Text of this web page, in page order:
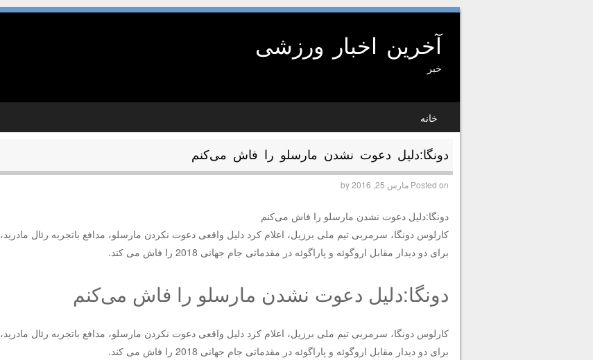
آخرین اخبار ورزشی
خبر
MENU
SKIP TO CONTENT
خانه
دونگا:دلیل دعوت نشدن مارسلو را فاش می‌کنم
Posted on مارس 25, 2016 by
دونگا:دلیل دعوت نشدن مارسلو را فاش می‌کنم
کارلوس دونگا، سرمربی تیم ملی برزیل، اعلام کرد دلیل واقعی دعوت نکردن مارسلو، مدافع باتجربه ‏رئال مادرید،
برای دو دیدار مقابل اروگوئه و پاراگوئه در مقدماتی جام جهانی 2018 را فاش می کند.‏
دونگا:دلیل دعوت نشدن مارسلو را فاش می‌کنم
کارلوس دونگا، سرمربی تیم ملی برزیل، اعلام کرد دلیل واقعی دعوت نکردن مارسلو، مدافع باتجربه ‏رئال مادرید،
برای دو دیدار مقابل اروگوئه و پاراگوئه در مقدماتی جام جهانی 2018 را فاش می کند.‏